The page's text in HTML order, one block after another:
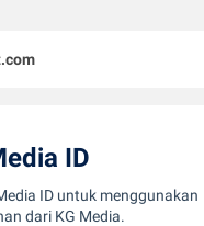
ID
ID untuk menggunakan
dari KG Media.